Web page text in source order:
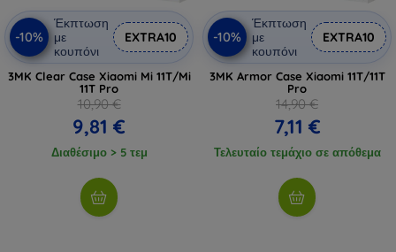
-10%
Έκπτωση
με
κουπόνι
EXTRA10
3MK Clear Case Xiaomi Mi 11T/Mi
11T Pro
10,90 €
9,81 €
Διαθέσιμο > 5 τεμ
-10%
Έκπτωση
με
κουπόνι
EXTRA10
3MK Armor Case Xiaomi 11T/11T
Pro
14,90 €
7,11 €
Τελευταίο τεμάχιο σε απόθεμα